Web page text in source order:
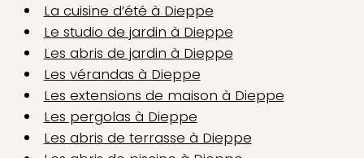
La cuisine d’été à Dieppe
Le studio de jardin à Dieppe
Les abris de jardin à Dieppe
Les vérandas à Dieppe
Les extensions de maison à Dieppe
Les pergolas à Dieppe
Les abris de terrasse à Dieppe